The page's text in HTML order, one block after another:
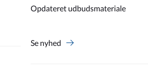
Opdateret udbudsmateriale
Se nyhed